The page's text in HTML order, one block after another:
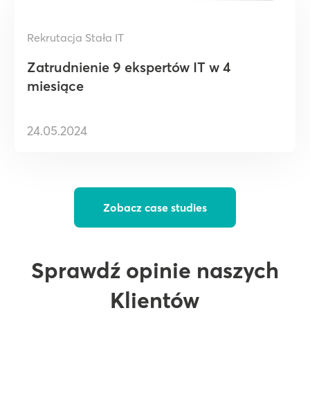
Rekrutacja Stała IT
Zatrudnienie 9 ekspertów IT w 4
miesiące
24.05.2024
Zobacz case studies
Sprawdź opinie naszych
Klientów